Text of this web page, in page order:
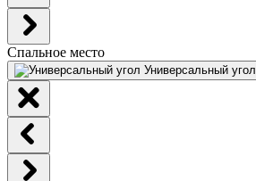
Спальное место
Универсальный угол